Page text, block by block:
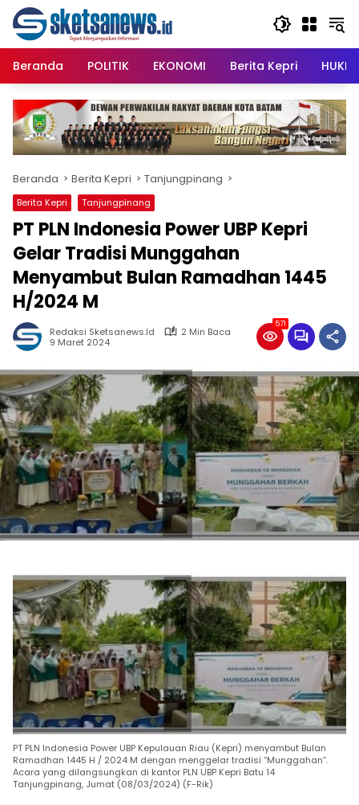
content
Langsung
konten
Beranda
POLITIK EKONOMI Berita Kepri
Beranda Berita Kepri Tanjungpinang
Berita Kepri Tanjungpinang
PT PLN Indonesia Power UBP Kepri
Gelar Tradisi Munggahan
Menyambut Bulan Ramadhan 1445
H/2024 M
Redaksi Sketsanews.id
2 Min Baca
9 Maret 2024
571
PT PLN Indonesia Power UBP Kepulauan Riau (Kepri) menyambut Bulan
Ramadhan 1445 H / 2024 M dengan menggelar tradisi “Munggahan”.
Acara yang dilangsungkan di kantor PLN UBP Kepri Batu 14
Tanjungpinang, Jumat (08/03/2024) (F-Rik)